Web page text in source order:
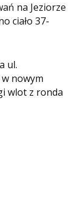
na Jeziorze
ciało 37-
ul.
nowym
wlot z ronda